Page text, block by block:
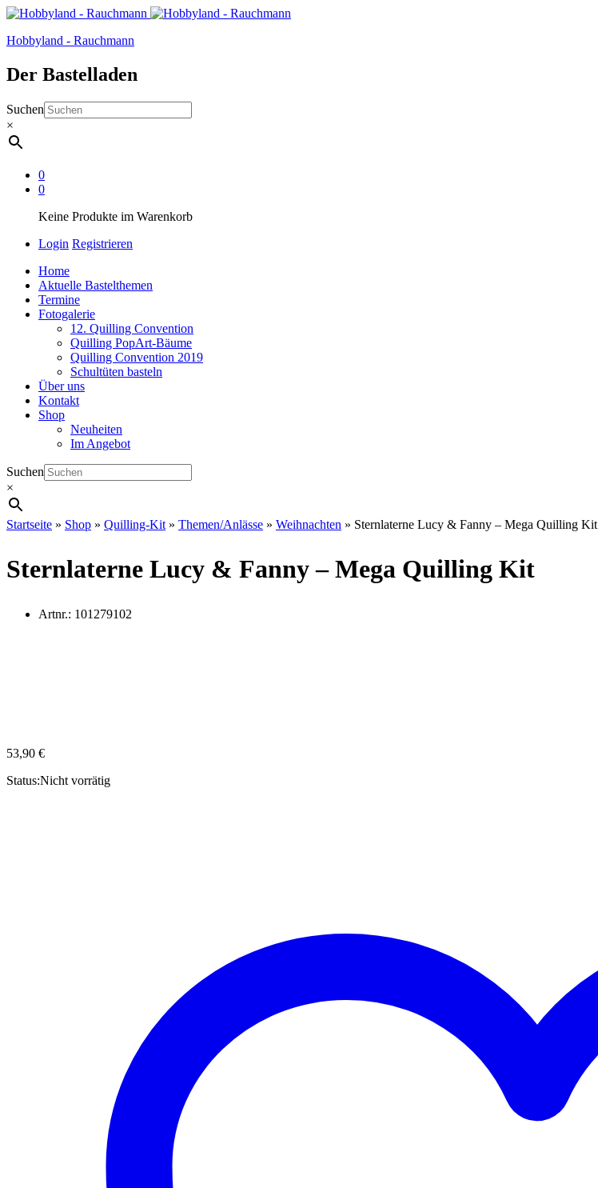
Hobbyland - Rauchmann
Der Bastelladen
Suchen
×
0
0
Keine Produkte im Warenkorb
Login Registrieren
Home
Aktuelle Bastelthemen
Termine
Fotogalerie
12. Quilling Convention
Quilling PopArt-Bäume
Quilling Convention 2019
Schultüten basteln
Über uns
Kontakt
Shop
Neuheiten
Im Angebot
Suchen
×
Startseite » Shop » Quilling-Kit » Themen/Anlässe » Weihnachten » Sternlaterne Lucy & Fanny – Mega Quilling Kit
Sternlaterne Lucy & Fanny – Mega Quilling Kit
Artnr.: 101279102
53,90 €
Status:Nicht vorrätig